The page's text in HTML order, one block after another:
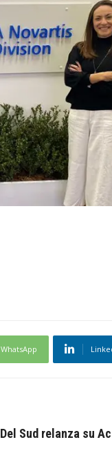
WhatsApp
Del Sud relanza su